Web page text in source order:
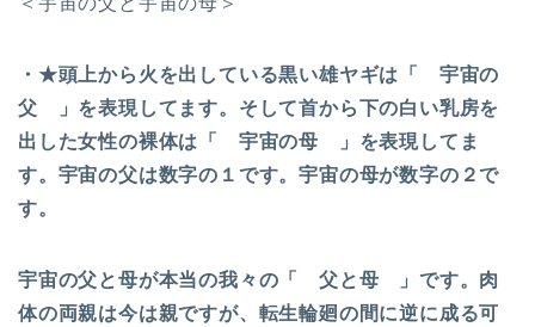
・★頭上から火を出している黒い雄ヤギは「 宇宙の
父 」を表現してます。そして首から下の白い乳房を
出した女性の裸体は「 宇宙の母 」を表現してま
す。宇宙の父は数字の１です。宇宙の母が数字の２で
す。
宇宙の父と母が本当の我々の「 父と母 」です。肉
体の両親は今は親ですが、転生輪廻の間に逆に成る可